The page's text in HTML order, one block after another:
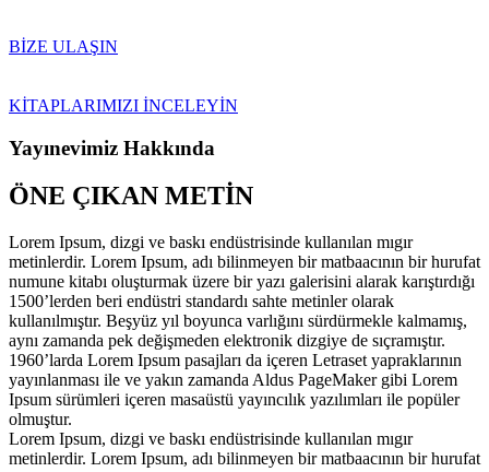
BİZE ULAŞIN
KİTAPLARIMIZI İNCELEYİN
Yayınevimiz Hakkında
ÖNE ÇIKAN METİN
Lorem Ipsum, dizgi ve baskı endüstrisinde kullanılan mıgır
metinlerdir. Lorem Ipsum, adı bilinmeyen bir matbaacının bir hurufat
numune kitabı oluşturmak üzere bir yazı galerisini alarak karıştırdığı
1500’lerden beri endüstri standardı sahte metinler olarak
kullanılmıştır. Beşyüz yıl boyunca varlığını sürdürmekle kalmamış,
aynı zamanda pek değişmeden elektronik dizgiye de sıçramıştır.
1960’larda Lorem Ipsum pasajları da içeren Letraset yapraklarının
yayınlanması ile ve yakın zamanda Aldus PageMaker gibi Lorem
Ipsum sürümleri içeren masaüstü yayıncılık yazılımları ile popüler
olmuştur.
Lorem Ipsum, dizgi ve baskı endüstrisinde kullanılan mıgır
metinlerdir. Lorem Ipsum, adı bilinmeyen bir matbaacının bir hurufat